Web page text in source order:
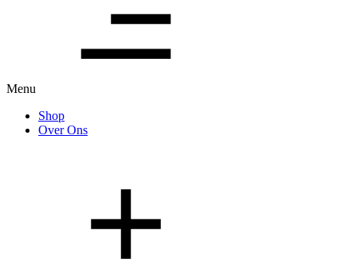
Menu
Shop
Over Ons